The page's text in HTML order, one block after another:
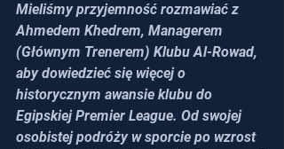
Mieliśmy przyjemność rozmawiać z
Ahmedem Khedrem, Managerem
(Głównym Trenerem) Klubu Al-Rowad,
aby dowiedzieć się więcej o
historycznym awansie klubu do
Egipskiej Premier League. Od swojej
osobistej podróży w sporcie po wzrost